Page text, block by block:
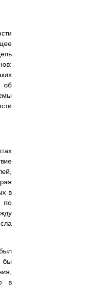
об
в
по
бы
в